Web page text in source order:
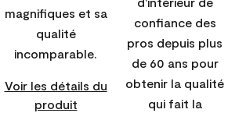
magnifiques et sa
qualité
incomparable.
Voir les détails du
produit
confiance des
pros depuis plus
de 60 ans pour
obtenir la qualité
qui fait la